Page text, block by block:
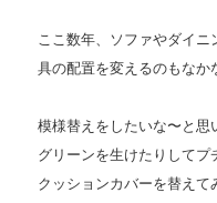
ここ数年、ソファやダイ
具の配置を変えるのもなか
模様替えをしたいな〜と思
グリーンを生けたりして
クッションカバーを替え